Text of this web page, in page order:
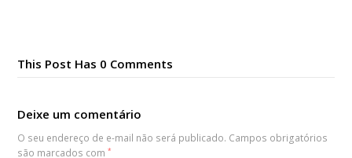
This Post Has 0 Comments
Deixe um comentário
O seu endereço de e-mail não será publicado. Campos obrigatórios
são marcados com*